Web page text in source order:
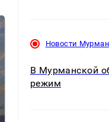
Новости
В Мурманской
режим